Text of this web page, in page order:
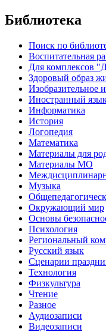
Библиотека
Поиск по
Воспитательная
Для комплексов
Здоровый образ
Изобразительное
Иностранный
Информатика
История
Логопедия
Математика
Материалы для
Материалы МО
Музыка
Окружающий мир
Основы
Психология
Региональный
Русский язык
Сценарии
Технология
Физкультура
Чтение
Разное
Аудиозаписи
Видеозаписи